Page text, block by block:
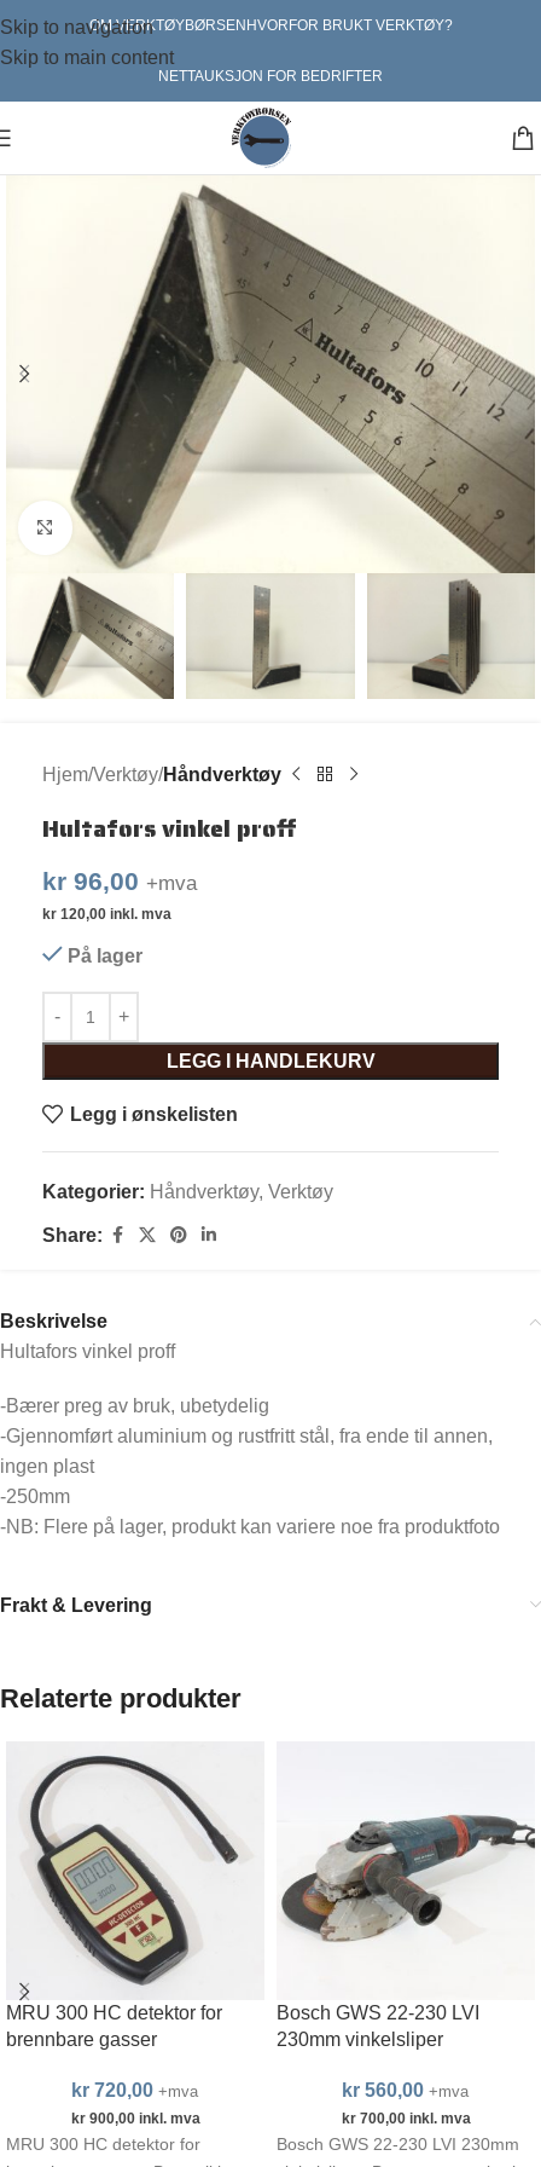
Skip to navigation
Skip to main content
OM VERKTØYBØRSEN HVORFOR BRUKT VERKTØY?
NETTAUKSJON FOR BEDRIFTER
Klikk for større bilde
Hjem Verktøy Håndverktøy
Hultafors vinkel proff
kr 96,00 +mva
kr 120,00 inkl. mva
På lager
LEGG I HANDLEKURV
Legg i ønskelisten
Kategorier: Håndverktøy, Verktøy
Share:
Beskrivelse
Hultafors vinkel proff
-Bærer preg av bruk, ubetydelig
-Gjennomført aluminium og rustfritt stål, fra ende til annen,
ingen plast
-250mm
-NB: Flere på lager, produkt kan variere noe fra produktfoto
Frakt & Levering
Relaterte produkter
MRU 300 HC detektor for
brennbare gasser
kr720,00 +mva
kr900,00inkl. mva
MRU 300 HC detektor for
Bosch GWS 22-230 LVI
230mm vinkelsliper
kr560,00 +mva
kr700,00inkl. mva
Bosch GWS 22-230 LVI 230mm